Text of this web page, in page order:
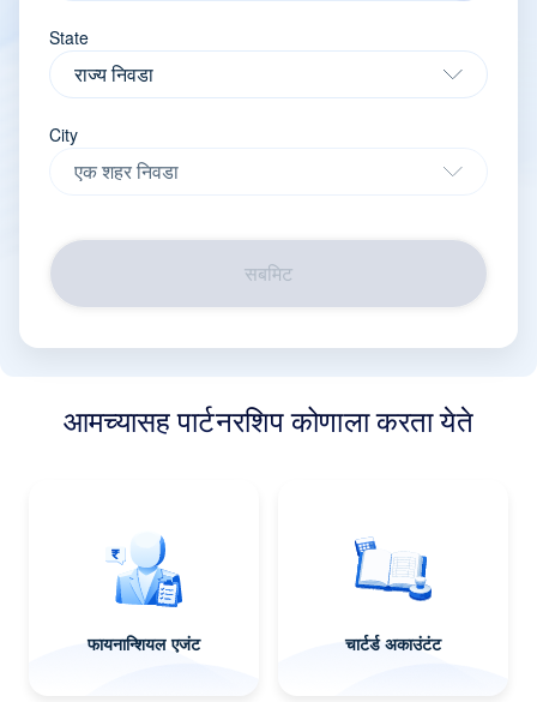
State
City
सबमिट
आमच्यासह पार्टनरशिप कोणाला करता येते
फायनान्शियल एजंट चार्टर्ड अकाउंटंट